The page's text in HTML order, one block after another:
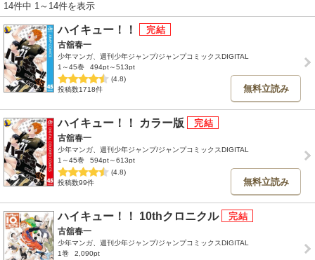
14件中 1～14件を表示
ハイキュー！！
古舘春一
少年マンガ、週刊少年ジャンプ/ジャンプコミックスDIGITAL
1～45巻
494pt～513pt
(4.8)
投稿数1718件
無料立読み
ハイキュー！！ カラー版
古舘春一
少年マンガ、週刊少年ジャンプ/ジャンプコミックスDIGITAL
1～45巻
594pt～613pt
(4.8)
投稿数99件
無料立読み
ハイキュー！！ 10thクロニクル
古舘春一
少年マンガ、週刊少年ジャンプ/ジャンプコミックスDIGITAL
1巻
2,090pt